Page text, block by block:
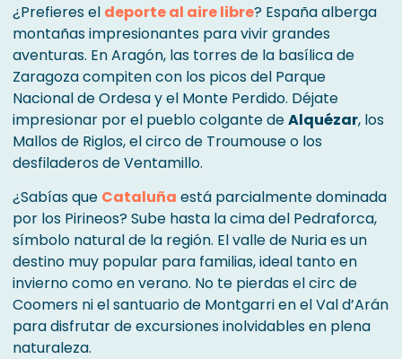
¿Prefieres el deporte al aire libre? España alberga
montañas impresionantes para vivir grandes
aventuras. En Aragón, las torres de la basílica de
Zaragoza compiten con los picos del Parque
Nacional de Ordesa y el Monte Perdido. Déjate
impresionar por el pueblo colgante deAlquézar, los
Mallos de Riglos, el circo de Troumouse o los
desfiladeros de Ventamillo.
¿Sabías que Cataluña está parcialmente dominada
por los Pirineos? Sube hasta la cima del Pedraforca,
símbolo natural de la región. El valle de Nuria es un
destino muy popular para familias, ideal tanto en
invierno como en verano. No te pierdas el circ de
Coomers ni el santuario de Montgarri en el Val d’Arán
para disfrutar de excursiones inolvidables en plena
naturaleza.